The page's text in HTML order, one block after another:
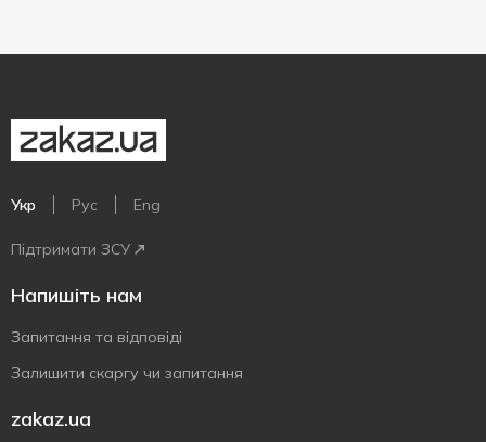
Укр Рус Eng
Підтримати ЗСУ
Напишіть нам
Запитання та відповіді
Залишити скаргу чи запитання
zakaz.ua